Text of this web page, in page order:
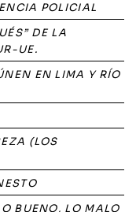
POLICIAL
DE LA
UE.
EN LIMA Y RÍO
(LOS
BUENO, LO MALO